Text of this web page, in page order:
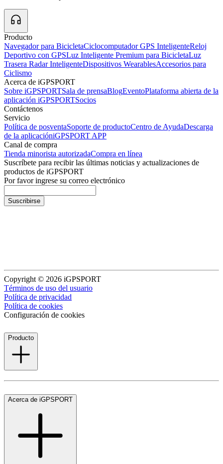
Producto
Navegador para BicicletaCiclocomputador GPS InteligenteReloj
Deportivo con GPSLuz Inteligente Premium para BicicletaLuz
Trasera Radar InteligenteDispositivos WearablesAccesorios para
Ciclismo
Acerca de iGPSPORT
Sobre iGPSPORTSala de prensaBlogEventoPlataforma abierta de la
aplicación iGPSPORTSocios
Contáctenos
Servicio
Política de posventaSoporte de productoCentro de AyudaDescarga
de la aplicacióniGPSPORT APP
Canal de compra
Tienda minorista autorizadaCompra en línea
Suscríbete para recibir las últimas noticias y actualizaciones de
productos de iGPSPORT
Por favor ingrese su correo electrónico
Suscribirse
Copyright © 2026 iGPSPORT
Términos de uso del usuario
Política de privacidad
Política de cookies
Configuración de cookies
Producto
Acerca de iGPSPORT